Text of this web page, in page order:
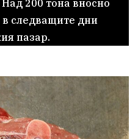
Над 200 тона вносно
следващите дни
пазар.